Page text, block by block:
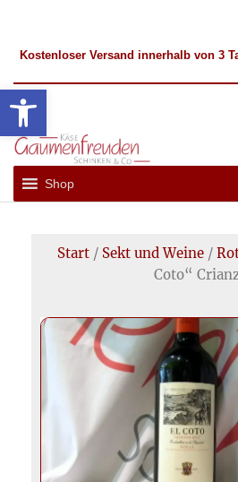
Werkzeugleiste
Kostenloser Versand innerhalb von 3
Shop
Start/ Sekt und Weine/
Coto“